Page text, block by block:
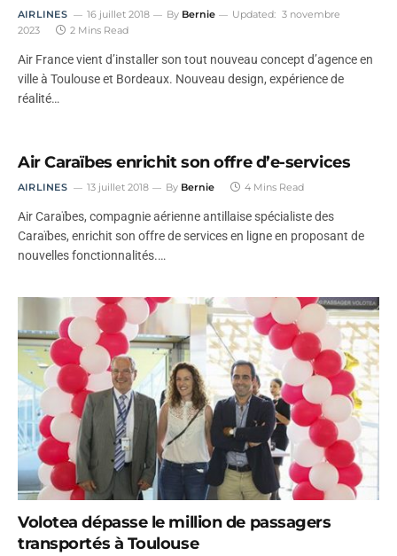
AIRLINES 16 juillet 2018 By Bernie Updated: 3 novembre
2023
2 Mins Read
Air France vient d’installer son tout nouveau concept d’agence en
ville à Toulouse et Bordeaux. Nouveau design, expérience de
réalité…
Air Caraïbes enrichit son offre d’e-services
AIRLINES 13 juillet 2018 By Bernie 4 Mins Read
Air Caraïbes, compagnie aérienne antillaise spécialiste des
Caraïbes, enrichit son offre de services en ligne en proposant de
nouvelles fonctionnalités.…
Volotea dépasse le million de passagers
transportés à Toulouse